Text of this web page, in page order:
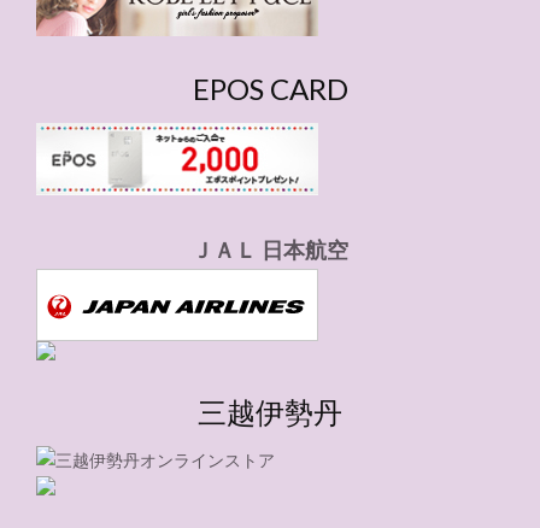
EPOS CARD
ＪＡＬ 日本航空
三越伊勢丹